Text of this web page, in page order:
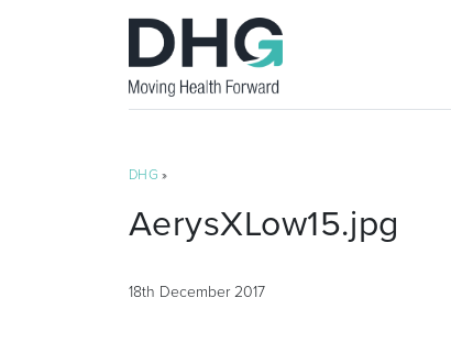
DHG »
AerysXLow15.jpg
18th December 2017